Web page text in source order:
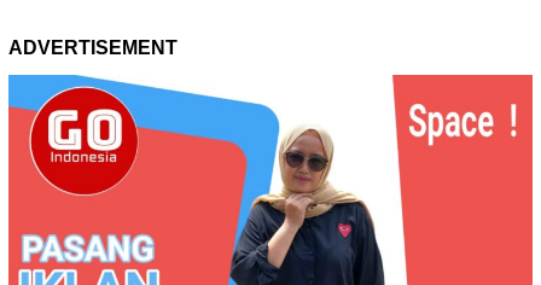
ADVERTISEMENT